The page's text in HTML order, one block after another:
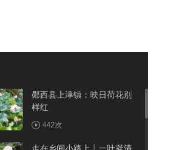
郧西县上津镇：映日荷花别
样红
442次